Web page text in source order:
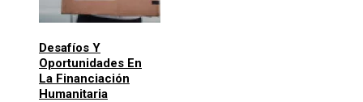
Desafíos Y
Oportunidades En
La Financiación
Humanitaria